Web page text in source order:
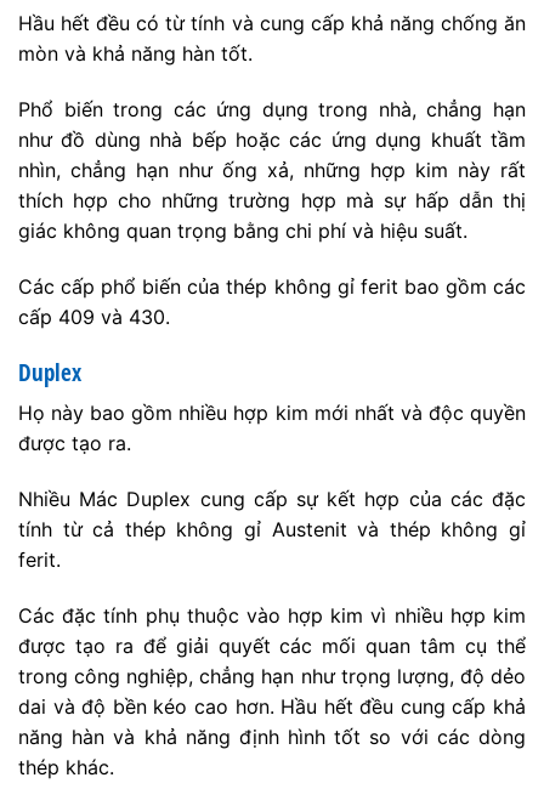
Hầu hết đều có từ tính và cung cấp khả năng chống ăn
mòn và khả năng hàn tốt.
Phổ biến trong các ứng dụng trong nhà, chẳng hạn
như đồ dùng nhà bếp hoặc các ứng dụng khuất tầm
nhìn, chẳng hạn như ống xả, những hợp kim này rất
thích hợp cho những trường hợp mà sự hấp dẫn thị
giác không quan trọng bằng chi phí và hiệu suất.
Các cấp phổ biến của thép không gỉ ferit bao gồm các
cấp 409 và 430.
Duplex
Họ này bao gồm nhiều hợp kim mới nhất và độc quyền
được tạo ra.
Nhiều Mác Duplex cung cấp sự kết hợp của các đặc
tính từ cả thép không gỉ Austenit và thép không gỉ
ferit.
Các đặc tính phụ thuộc vào hợp kim vì nhiều hợp kim
được tạo ra để giải quyết các mối quan tâm cụ thể
trong công nghiệp, chẳng hạn như trọng lượng, độ dẻo
dai và độ bền kéo cao hơn. Hầu hết đều cung cấp khả
năng hàn và khả năng định hình tốt so với các dòng
thép khác.